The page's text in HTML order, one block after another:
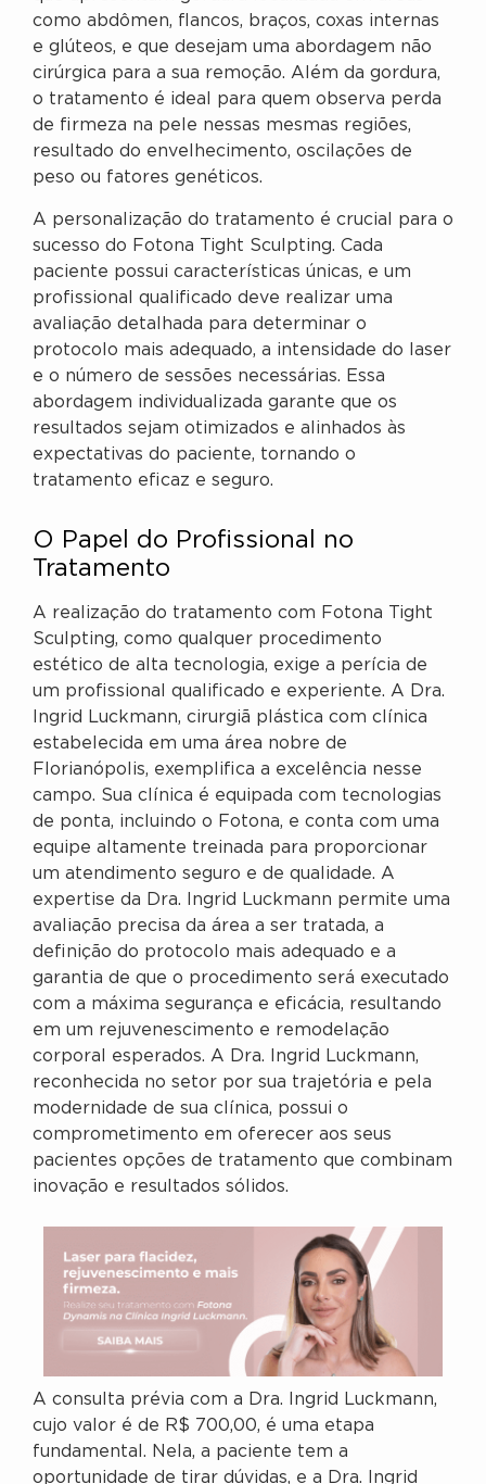
como abdômen, flancos, braços, coxas internas
e glúteos, e que desejam uma abordagem não
cirúrgica para a sua remoção. Além da gordura,
o tratamento é ideal para quem observa perda
de firmeza na pele nessas mesmas regiões,
resultado do envelhecimento, oscilações de
peso ou fatores genéticos.
A personalização do tratamento é crucial para o
sucesso do Fotona Tight Sculpting. Cada
paciente possui características únicas, e um
profissional qualificado deve realizar uma
avaliação detalhada para determinar o
protocolo mais adequado, a intensidade do laser
e o número de sessões necessárias. Essa
abordagem individualizada garante que os
resultados sejam otimizados e alinhados às
expectativas do paciente, tornando o
tratamento eficaz e seguro.
O Papel do Profissional no
Tratamento
A realização do tratamento com Fotona Tight
Sculpting, como qualquer procedimento
estético de alta tecnologia, exige a perícia de
um profissional qualificado e experiente. A Dra.
Ingrid Luckmann, cirurgiã plástica com clínica
estabelecida em uma área nobre de
Florianópolis, exemplifica a excelência nesse
campo. Sua clínica é equipada com tecnologias
de ponta, incluindo o Fotona, e conta com uma
equipe altamente treinada para proporcionar
um atendimento seguro e de qualidade. A
expertise da Dra. Ingrid Luckmann permite uma
avaliação precisa da área a ser tratada, a
definição do protocolo mais adequado e a
garantia de que o procedimento será executado
com a máxima segurança e eficácia, resultando
em um rejuvenescimento e remodelação
corporal esperados. A Dra. Ingrid Luckmann,
reconhecida no setor por sua trajetória e pela
modernidade de sua clínica, possui o
comprometimento em oferecer aos seus
pacientes opções de tratamento que combinam
inovação e resultados sólidos.
A consulta prévia com a Dra. Ingrid Luckmann,
cujo valor é de R$ 700,00, é uma etapa
fundamental. Nela, a paciente tem a
oportunidade de tirar dúvidas, e a Dra. Ingrid